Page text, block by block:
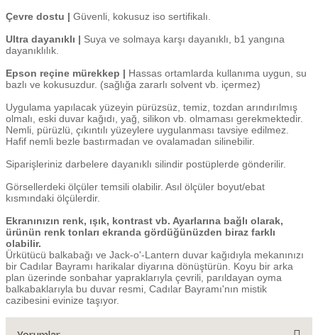
Çevre dostu | Güvenli, kokusuz iso sertifikalı.
Ultra dayanıklı | Suya ve solmaya karşı dayanıklı, b1 yangına
dayanıklılık.
Epson reçine mürekkep | Hassas ortamlarda kullanıma uygun, su
bazlı ve kokusuzdur. (sağlığa zararlı solvent vb. içermez)
Uygulama yapılacak yüzeyin pürüzsüz, temiz, tozdan arındırılmış
olmalı, eski duvar kağıdı, yağ, silikon vb. olmaması gerekmektedir.
Nemli, pürüzlü, çıkıntılı yüzeylere uygulanması tavsiye edilmez.
Hafif nemli bezle bastırmadan ve ovalamadan silinebilir.
Siparişleriniz darbelere dayanıklı silindir postüplerde gönderilir.
Görsellerdeki ölçüler temsili olabilir. Asıl ölçüler boyut/ebat
kısmındaki ölçülerdir.
Ekranınızın renk, ışık, kontrast vb. Ayarlarına bağlı olarak,
ürünün renk tonları ekranda gördüğünüzden biraz farklı
olabilir.
Ürkütücü balkabağı ve Jack-o'-Lantern duvar kağıdıyla mekanınızı
bir Cadılar Bayramı harikalar diyarına dönüştürün. Koyu bir arka
plan üzerinde sonbahar yapraklarıyla çevrili, parıldayan oyma
balkabaklarıyla bu duvar resmi, Cadılar Bayramı'nın mistik
cazibesini evinize taşıyor.